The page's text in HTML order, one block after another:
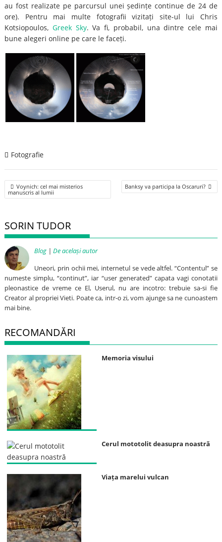
au fost realizate pe parcursul unei ședințe continue de 24 de
ore). Pentru mai multe fotografii vizitați site-ul lui Chris
Kotsiopoulos,Greek Sky. Va fi, probabil, una dintre cele mai
bune alegeri online pe care le faceți.
Fotografie
Post
navigation
Voynich: cel mai misterios
manuscris al lumii
Banksy va participa la Oscaruri?
SORIN TUDOR
Blog |De același autor
Uneori, prin ochii mei, internetul se vede altfel. “Contentul” se
numeste simplu, “continut”, iar “user generated” capata vagi conotatii
pleonastice de vreme ce El, Userul, nu are incotro: trebuie sa-si fie
Creator al propriei Vieti. Poate ca, intr-o zi, vom ajunge sa ne cunoastem
mai bine.
RECOMANDĂRI
Memoria visului
Cerul mototolit deasupra noastră
Viața marelui vulcan